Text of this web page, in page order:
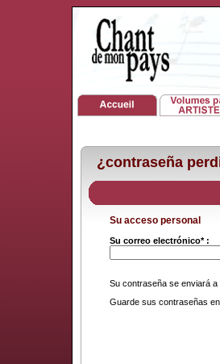
¿contraseña
Su acceso personal
Su correo electrónico* :
Su contraseña se enviará a
Guarde sus contraseñas